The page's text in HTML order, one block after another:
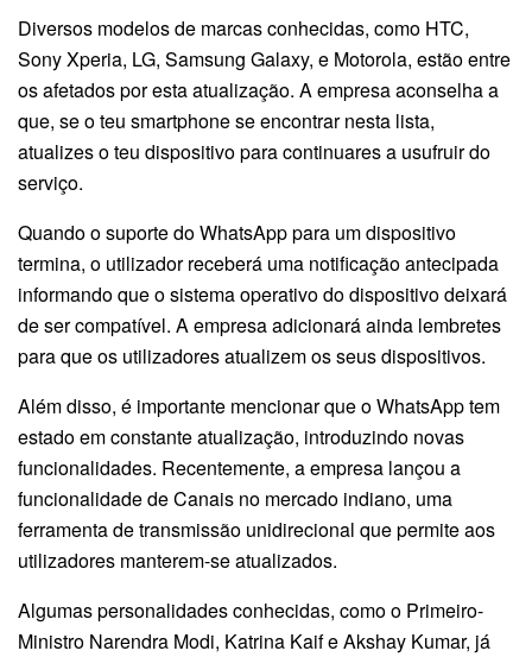
Diversos modelos de marcas conhecidas, como HTC,
Sony Xperia, LG, Samsung Galaxy, e Motorola, estão entre
os afetados por esta atualização. A empresa aconselha a
que, se o teu smartphone se encontrar nesta lista,
atualizes o teu dispositivo para continuares a usufruir do
serviço.
Quando o suporte do WhatsApp para um dispositivo
termina, o utilizador receberá uma notificação antecipada
informando que o sistema operativo do dispositivo deixará
de ser compatível. A empresa adicionará ainda lembretes
para que os utilizadores atualizem os seus dispositivos.
Além disso, é importante mencionar que o WhatsApp tem
estado em constante atualização, introduzindo novas
funcionalidades. Recentemente, a empresa lançou a
funcionalidade de Canais no mercado indiano, uma
ferramenta de transmissão unidirecional que permite aos
utilizadores manterem-se atualizados.
Algumas personalidades conhecidas, como o Primeiro-
Ministro Narendra Modi, Katrina Kaif e Akshay Kumar, já